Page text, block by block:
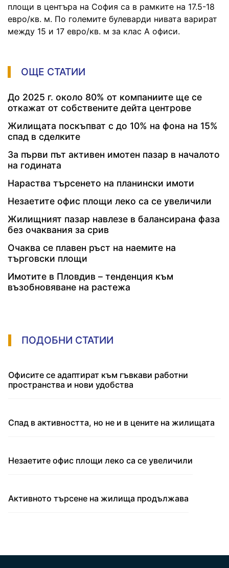
площи в центъра на София са в рамките на 17.5-18
евро/кв. м. По големите булеварди нивата варират
между 15 и 17 евро/кв. м за клас А офиси.
ОЩЕ СТАТИИ
До 2025 г. около 80% от компаниите ще се
откажат от собствените дейта центрове
Жилищата поскъпват с до 10% на фона на 15%
спад в сделките
За първи път активен имотен пазар в началото
на годината
Нараства търсенето на планински имоти
Незаетите офис площи леко са се увеличили
Жилищният пазар навлезе в балансирана фаза
без очаквания за срив
Очаква се плавен ръст на наемите на
търговски площи
Имотите в Пловдив – тенденция към
възобновяване на растежа
ПОДОБНИ СТАТИИ
Офисите се адаптират към гъвкави работни
пространства и нови удобства
Спад в активността, но не и в цените на жилищата
Незаетите офис площи леко са се увеличили
Активното търсене на жилища продължава